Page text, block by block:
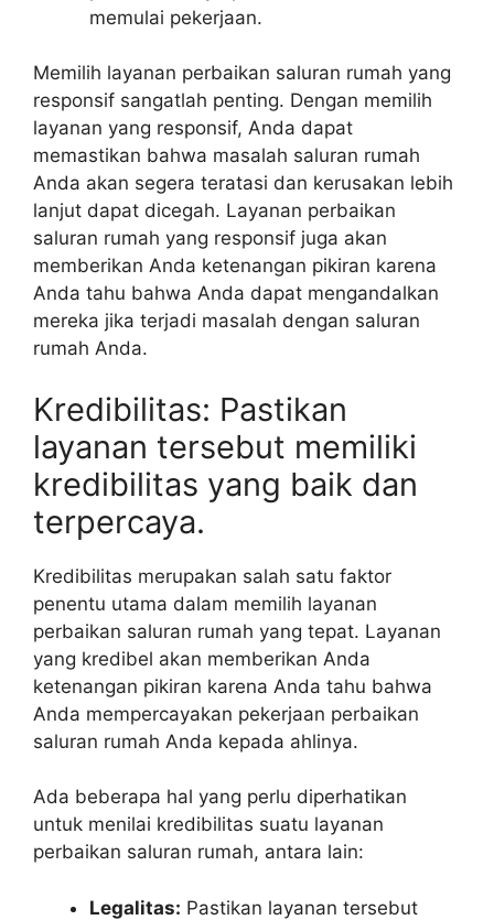
memulai pekerjaan.
Memilih layanan perbaikan saluran rumah yang
responsif sangatlah penting. Dengan memilih
layanan yang responsif, Anda dapat
memastikan bahwa masalah saluran rumah
Anda akan segera teratasi dan kerusakan lebih
lanjut dapat dicegah. Layanan perbaikan
saluran rumah yang responsif juga akan
memberikan Anda ketenangan pikiran karena
Anda tahu bahwa Anda dapat mengandalkan
mereka jika terjadi masalah dengan saluran
rumah Anda.
Kredibilitas: Pastikan
layanan tersebut memiliki
kredibilitas yang baik dan
terpercaya.
Kredibilitas merupakan salah satu faktor
penentu utama dalam memilih layanan
perbaikan saluran rumah yang tepat. Layanan
yang kredibel akan memberikan Anda
ketenangan pikiran karena Anda tahu bahwa
Anda mempercayakan pekerjaan perbaikan
saluran rumah Anda kepada ahlinya.
Ada beberapa hal yang perlu diperhatikan
untuk menilai kredibilitas suatu layanan
perbaikan saluran rumah, antara lain:
Legalitas: Pastikan layanan tersebut